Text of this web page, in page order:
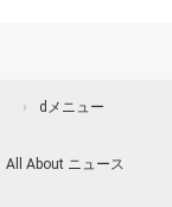
dメニュー
All About ニュース